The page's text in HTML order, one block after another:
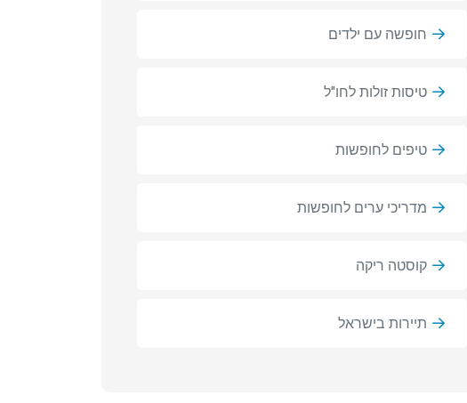
חופשה עם ילדים
טיסות זולות לחו"ל
טיפים לחופשות
מדריכי ערים לחופשות
קוסטה ריקה
תיירות בישראל